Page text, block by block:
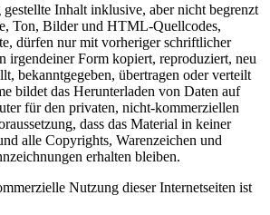
Inhalt inklusive, aber nicht begrenzt
Ton, Bilder und HTML-Quellcodes,
dürfen nur mit vorheriger schriftlicher
irgendeiner Form kopiert, reproduziert, neu
bekanntgegeben, übertragen oder verteilt
bildet das Herunterladen von Daten auf
für den privaten, nicht-kommerziellen
dass das Material in keiner
alle Copyrights, Warenzeichen und
erhalten bleiben.
Nutzung dieser Internetseiten ist